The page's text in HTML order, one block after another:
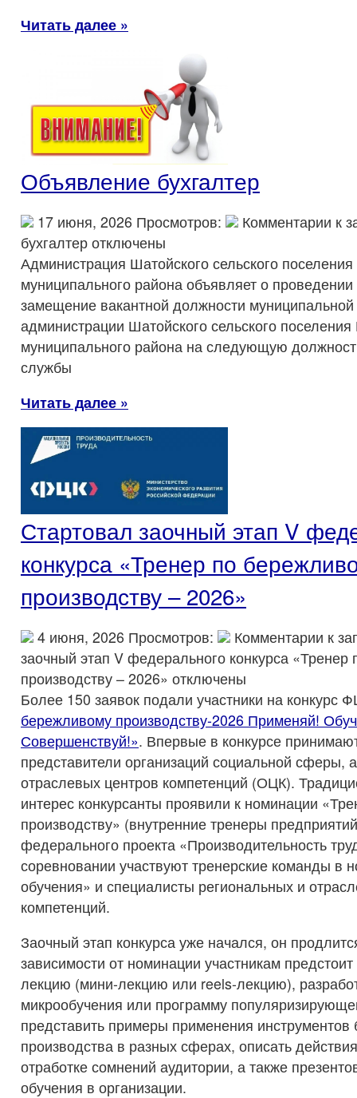
Читать далее »
Объявление бухгалтер
17 июня, 2026 Просмотров: Комментарии к
бухгалтер отключены
Администрация Шатойского сельского
муниципального района объявляет о проведении
замещение вакантной должности
администрации Шатойского сельского
муниципального района на следующую
службы
Читать далее »
Стартовал заочный этап V
конкурса «Тренер по
производству – 2026»
4 июня, 2026 Просмотров: Комментарии к
заочный этап V федерального конкурса
производству – 2026» отключены
Более 150 заявок подали участники на конкурс
бережливому производству-2026 Применяй!
Совершенствуй!». Впервые в конкурсе
представители организаций социальной сферы,
отраслевых центров компетенций (ОЦК).
интерес конкурсанты проявили к номинации
производству» (внутренние тренеры
федерального проекта «Производительность
соревновании участвуют тренерские команды в
обучения» и специалисты региональных и
компетенций.
Заочный этап конкурса уже начался, он
зависимости от номинации участникам
лекцию (мини-лекцию или reels-лекцию),
микрообучения или программу
представить примеры применения инструментов
производства в разных сферах, описать
отработке сомнений аудитории, а также
обучения в организации.